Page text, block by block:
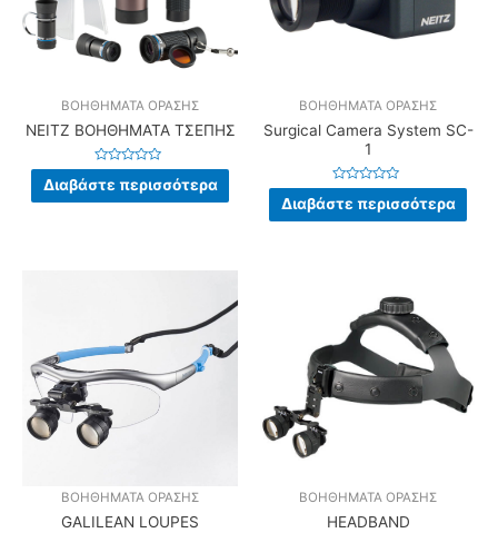
ΒΟΗΘΗΜΑΤΑ ΟΡΑΣΗΣ
NEITZ ΒΟΗΘΗΜΑΤΑ ΤΣΕΠΗΣ
Βαθμολογήθηκε
με
Διαβάστε περισσότερα
ΒΟΗΘΗΜΑΤΑ ΟΡΑΣΗΣ
Surgical Camera System SC-
1
Βαθμολογήθηκε
με
Διαβάστε περισσότερα
ΒΟΗΘΗΜΑΤΑ ΟΡΑΣΗΣ
GALILEAN LOUPES
ΒΟΗΘΗΜΑΤΑ ΟΡΑΣΗΣ
HEADBAND